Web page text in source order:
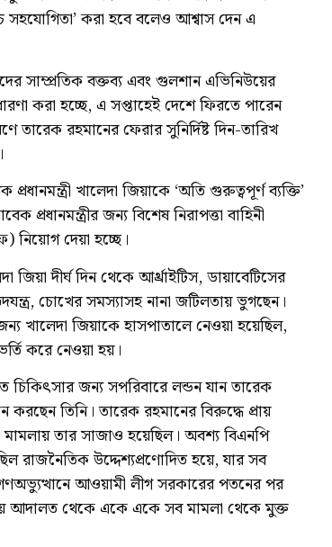
সহযোগিতা’ করা হবে বলেও আশ্বাস দেন এ
সাম্প্রতিক বক্তব্য এবং গুলশান এভিনিউয়ের
করা হচ্ছে, এ সপ্তাহেই দেশে ফিরতে পারেন
রহমানের ফেরার সুনির্দিষ্ট দিন-তারিখ
খালেদা জিয়াকে ‘অতি গুরুত্বপূর্ণ ব্যক্তি’
জন্য বিশেষ নিরাপত্তা বাহিনী
নিয়োগ দেয়া হচ্ছে।
জিয়া দীর্ঘ দিন থেকে আর্থ্রাইটিস, ডায়াবেটিসের
চোখের সমস্যাসহ নানা জটিলতায় ভুগছেন।
খালেদা জিয়াকে হাসপাতালে নেওয়া হয়েছিল,
করে নেওয়া হয়।
চিকিৎসার জন্য সপরিবারে লন্ডন যান তারেক
তিনি। তারেক রহমানের বিরুদ্ধে প্রায়
তার সাজাও হয়েছিল। অবশ্য বিএনপি
রাজনৈতিক উদ্দেশ্যপ্রণোদিত হয়ে, যার সব
আওয়ামী লীগ সরকারের পতনের পর
আদালত থেকে একে একে সব মামলা থেকে মুক্ত